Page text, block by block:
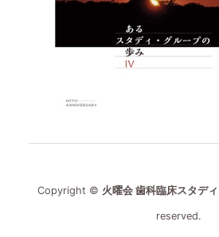
Copyright © 火曜会 歯科臨床スタデ
reserved.